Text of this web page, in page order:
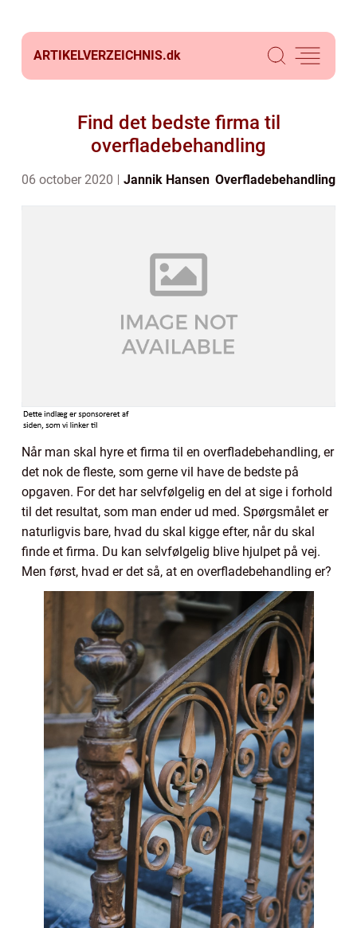
ARTIKELVERZEICHNIS.dk
Find det bedste firma til
overfladebehandling
06 october 2020 Jannik Hansen Overfladebehandling
Når man skal hyre et firma til en overfladebehandling, er
det nok de fleste, som gerne vil have de bedste på
opgaven. For det har selvfølgelig en del at sige i forhold
til det resultat, som man ender ud med. Spørgsmålet er
naturligvis bare, hvad du skal kigge efter, når du skal
finde et firma. Du kan selvfølgelig blive hjulpet på vej.
Men først, hvad er det så, at en overfladebehandling er?